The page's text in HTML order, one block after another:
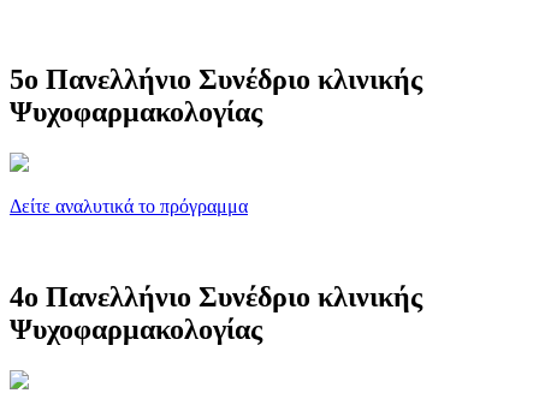
5ο Πανελλήνιο Συνέδριο κλινικής
Ψυχοφαρμακολογίας
Δείτε αναλυτικά το πρόγραμμα
4ο Πανελλήνιο Συνέδριο κλινικής
Ψυχοφαρμακολογίας